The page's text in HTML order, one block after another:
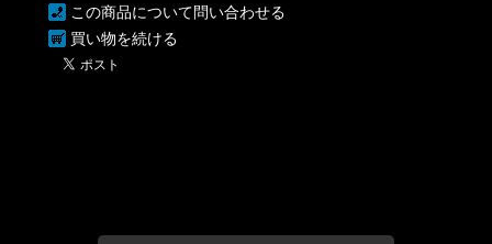
この商品について問い合わせる
買い物を続ける